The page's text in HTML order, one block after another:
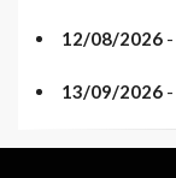
12/08/2026 -
13/09/2026 -